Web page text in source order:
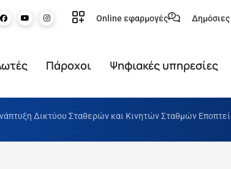
Online εφαρμογές Δημόσιες
Πάροχοι Ψηφιακές υπηρεσίες
Δικτύου Σταθερών και Κινητών Σταθμών